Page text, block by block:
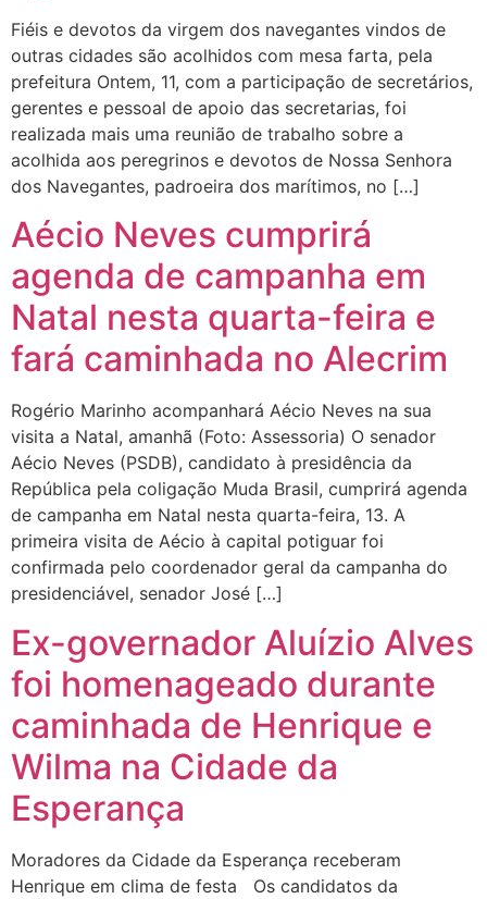
Fiéis e devotos da virgem dos navegantes vindos de
outras cidades são acolhidos com mesa farta, pela
prefeitura Ontem, 11, com a participação de secretários,
gerentes e pessoal de apoio das secretarias, foi
realizada mais uma reunião de trabalho sobre a
acolhida aos peregrinos e devotos de Nossa Senhora
dos Navegantes, padroeira dos marítimos, no […]
Aécio Neves cumprirá
agenda de campanha em
Natal nesta quarta-feira e
fará caminhada no Alecrim
Rogério Marinho acompanhará Aécio Neves na sua
visita a Natal, amanhã (Foto: Assessoria) O senador
Aécio Neves (PSDB), candidato à presidência da
República pela coligação Muda Brasil, cumprirá agenda
de campanha em Natal nesta quarta-feira, 13. A
primeira visita de Aécio à capital potiguar foi
confirmada pelo coordenador geral da campanha do
presidenciável, senador José […]
Ex-governador Aluízio Alves
foi homenageado durante
caminhada de Henrique e
Wilma na Cidade da
Esperança
Moradores da Cidade da Esperança receberam
Henrique em clima de festa Os candidatos da